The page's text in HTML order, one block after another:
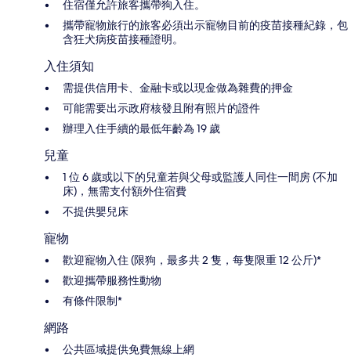
住宿僅允許旅客攜帶狗入住。
攜帶寵物旅行的旅客必須出示寵物目前的疫苗接種紀錄，包
含狂犬病疫苗接種證明。
入住須知
需提供信用卡、金融卡或以現金做為雜費的押金
可能需要出示政府核發且附有照片的證件
辦理入住手續的最低年齡為 19 歲
兒童
1 位 6 歲或以下的兒童若與父母或監護人同住一間房 (不加
床)，無需支付額外住宿費
不提供嬰兒床
寵物
歡迎寵物入住 (限狗，最多共 2 隻，每隻限重 12 公斤)*
歡迎攜帶服務性動物
有條件限制*
網路
公共區域提供免費無線上網